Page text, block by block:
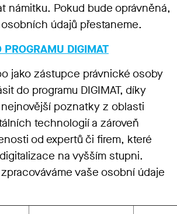
námitku. Pokud bude oprávněná,
údajů přestaneme.
PROGRAMU DIGIMAT
jako zástupce právnické osoby
do programu DIGIMAT, díky
poznatky z oblasti
technologií a zároveň
od expertů či firem, které
na vyšším stupni.
vaše osobní údaje